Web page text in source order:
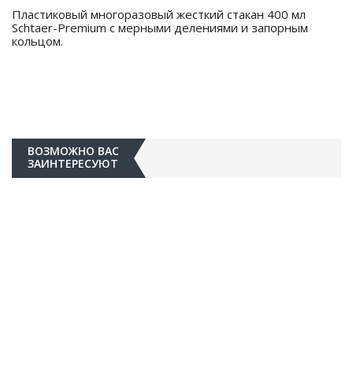
Пластиковый многоразовый жесткий стакан 400 мл
Schtaer-Premium с мерными делениями и запорным
кольцом.
ВОЗМОЖНО ВАС
ЗАИНТЕРЕСУЮТ